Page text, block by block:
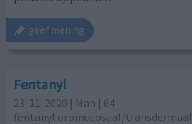
geef mening
Fentanyl
23-11-2020 | Man | 64
fentanyl oromucosaal/transdermaal